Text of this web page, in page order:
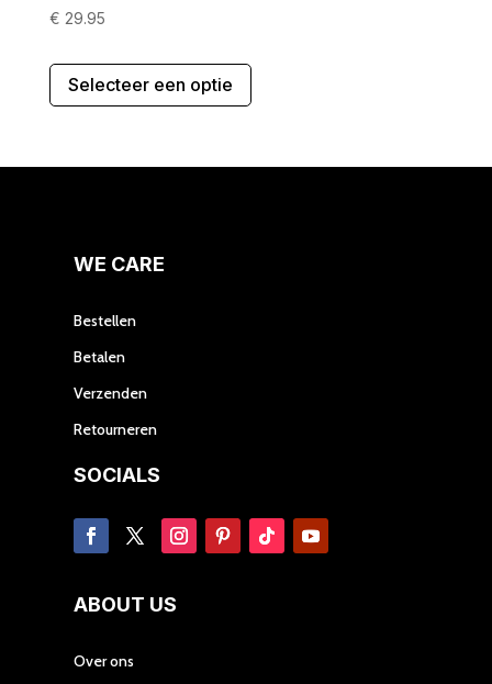
€ 29.95
Selecteer een optie
heeft
WE CARE
Bestellen
Betalen
Verzenden
Retourneren
SOCIALS
ABOUT US
Over ons